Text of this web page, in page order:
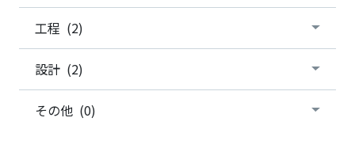
工程 (2)
設計 (2)
その他 (0)